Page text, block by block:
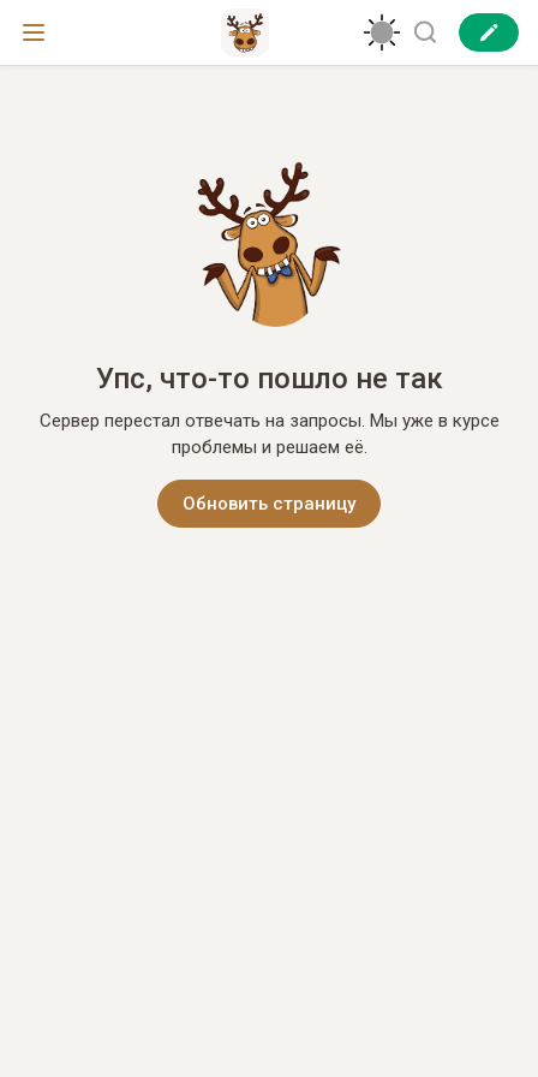
Упс, что-то пошло не так
Сервер перестал отвечать на запросы. Мы уже в курсе
проблемы и решаем её.
Обновить страницу